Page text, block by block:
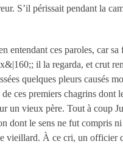
S’il périssait pendant la
entendant ces paroles, car
il la regarda, et crut
quelques pleurs causés
ces premiers chagrins dont
un vieux père. Tout à coup
dont le sens ne fut compris
vieillard. À ce cri, un officier